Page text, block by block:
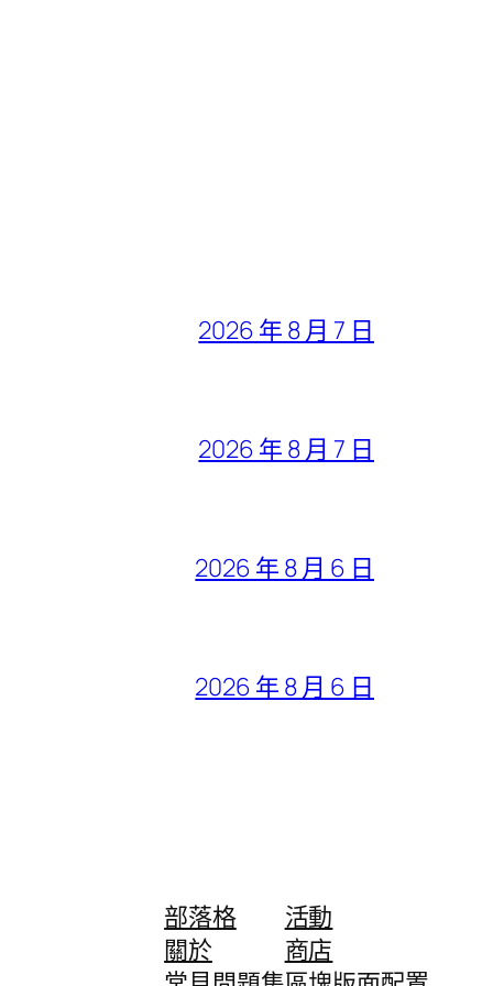
2026 年 8 月 7 日
2026 年 8 月 7 日
2026 年 8 月 6 日
2026 年 8 月 6 日
部落格
關於
活動
商店